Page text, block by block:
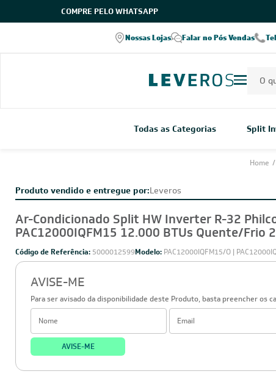
COMPRE PELO WHATSAPP
Nossas Lojas Falar no Pós Vendas
Todas as Categorias Split
Home /
Produto vendido e entregue por:Leveros
Ar-Condicionado Split HW Inverter R-32
PAC12000IQFM15 12.000 BTUs Quente/Frio
Código de Referência: 5000012599Modelo: PAC12000IQFM15/O |
AVISE-ME
Para ser avisado da disponibilidade deste Produto, basta preencher os
AVISE-ME